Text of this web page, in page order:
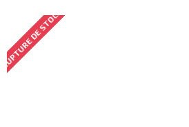
DE STOCK